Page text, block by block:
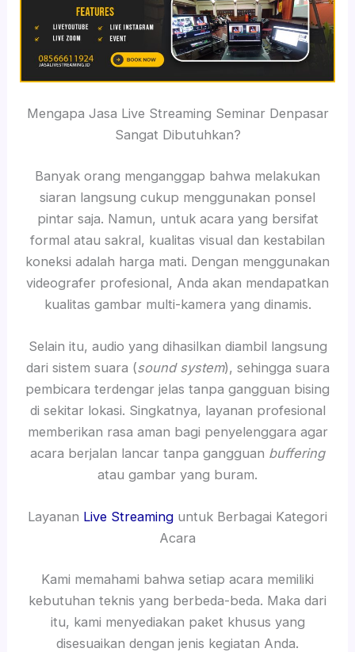
Mengapa Jasa Live Streaming Seminar Denpasar
Sangat Dibutuhkan?
Banyak orang menganggap bahwa melakukan
siaran langsung cukup menggunakan ponsel
pintar saja. Namun, untuk acara yang bersifat
formal atau sakral, kualitas visual dan kestabilan
koneksi adalah harga mati. Dengan menggunakan
videografer profesional, Anda akan mendapatkan
kualitas gambar multi-kamera yang dinamis.
Selain itu, audio yang dihasilkan diambil langsung
dari sistem suara (sound system), sehingga suara
pembicara terdengar jelas tanpa gangguan bising
di sekitar lokasi. Singkatnya, layanan profesional
memberikan rasa aman bagi penyelenggara agar
acara berjalan lancar tanpa gangguan buffering
atau gambar yang buram.
Layanan Live Streaming untuk Berbagai Kategori
Acara
Kami memahami bahwa setiap acara memiliki
kebutuhan teknis yang berbeda-beda. Maka dari
itu, kami menyediakan paket khusus yang
disesuaikan dengan jenis kegiatan Anda.